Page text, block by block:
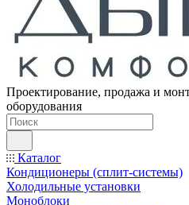
Проектирование, продажа и
оборудования
Каталог
Кондиционеры (сплит-системы)
Холодильные установки
Моноблоки